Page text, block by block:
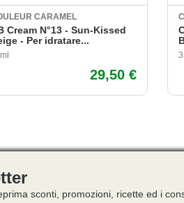
CARAMEL
Cream N°13 - Sun-Kissed
- Per idratare...
29,50 €
sconti, promozioni, ricette ed i